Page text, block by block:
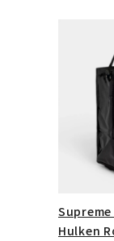
Supreme
Hulken